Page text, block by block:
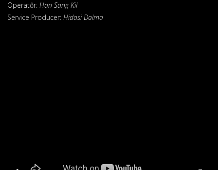
Operatőr: Han Sang Kil
Service Producer: Hidasi Dalma